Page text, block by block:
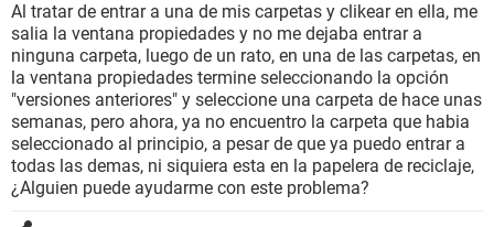
Al tratar de entrar a una de mis carpetas y clikear en ella, me
salia la ventana propiedades y no me dejaba entrar a
ninguna carpeta, luego de un rato, en una de las carpetas, en
la ventana propiedades termine seleccionando la opción
"versiones anteriores" y seleccione una carpeta de hace unas
semanas, pero ahora, ya no encuentro la carpeta que habia
seleccionado al principio, a pesar de que ya puedo entrar a
todas las demas, ni siquiera esta en la papelera de reciclaje,
¿Alguien puede ayudarme con este problema?